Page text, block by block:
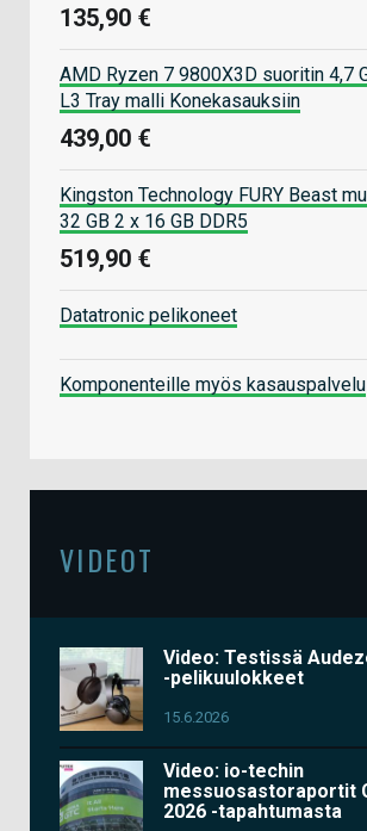
135,90 €
AMD Ryzen 7 9800X3D suoritin 4,7
L3 Tray malli Konekasauksiin
439,00 €
Kingston Technology FURY Beast
32 GB 2 x 16 GB DDR5
519,90 €
Datatronic pelikoneet
Komponenteille myös kasauspalvelu
VIDEOT
Video: Testissä
-pelikuulokkeet
15.6.2026
Video: io-techin
messuosastoraportit
2026 -tapahtumasta